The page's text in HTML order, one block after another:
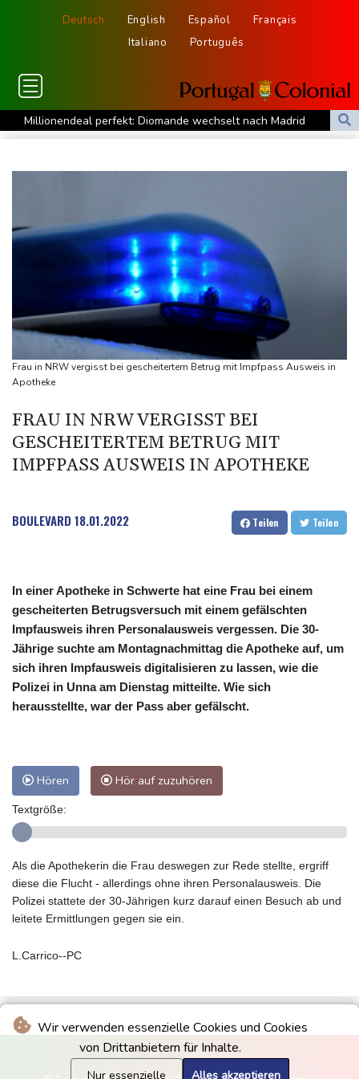
Wir verwenden essenzielle Cookies und Cookies
von Drittanbietern für Inhalte.
Nur essenzielle Alles akzeptieren
Deutsch English Español
Français
Italiano
Português
Millionendeal perfekt: Diomande wechselt nach Madrid
US-Republikaner wollen früheren Corona-Berater Fauci vor
Böden in Deutschland ähnlich trocken wie in Dürrejahren 2018
und 2022
Mutter mit 71 Stichen getötet und Leiche zerstückelt: Mann muss
in Psychiatrie
Nach Ausweisung von Journalistin: Russland wirft Frankreich
"politische Verfolgung" vor
Iran-Krieg: Berichte über US-Munitionsknappheit - Pakistan will
neue Gespräche
Luftsicherheit
Für zwei Jahre: Salah-Wechsel zu Trabzonspor perfekt
Niedrigwasser: Bilger erwägt Aufhebung von Sonn- und
Frau in NRW vergisst bei gescheitertem Betrug mit Impfpass Ausweis in
Apotheke
FRAU IN NRW VERGISST BEI
GESCHEITERTEM BETRUG MIT
IMPFPASS AUSWEIS IN APOTHEKE
BOULEVARD 18.01.2022 Teilen Teilen
In einer Apotheke in Schwerte hat eine Frau bei einem
gescheiterten Betrugsversuch mit einem gefälschten
Impfausweis ihren Personalausweis vergessen. Die 30-
Jährige suchte am Montagnachmittag die Apotheke auf, um
sich ihren Impfausweis digitalisieren zu lassen, wie die
Polizei in Unna am Dienstag mitteilte. Wie sich
herausstellte, war der Pass aber gefälscht.
Hören Hör auf zuzuhören
Textgröße:
Als die Apothekerin die Frau deswegen zur Rede stellte, ergriff
diese die Flucht - allerdings ohne ihren Personalausweis. Die
Polizei stattete der 30-Jährigen kurz darauf einen Besuch ab und
leitete Ermittlungen gegen sie ein.
L.Carrico--PC